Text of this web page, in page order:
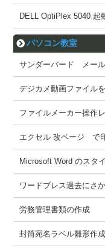
DELL OptiPlex 5040 起
パソコン教室
サンダーバード メー
デジカメ動画ファイル
ファイルメーカー操作
エクセル 改ページ で
Microsoft Word のスタ
ワードブレス過去にさ
労務管理書類の作成
封筒宛名ラベル雛形作成